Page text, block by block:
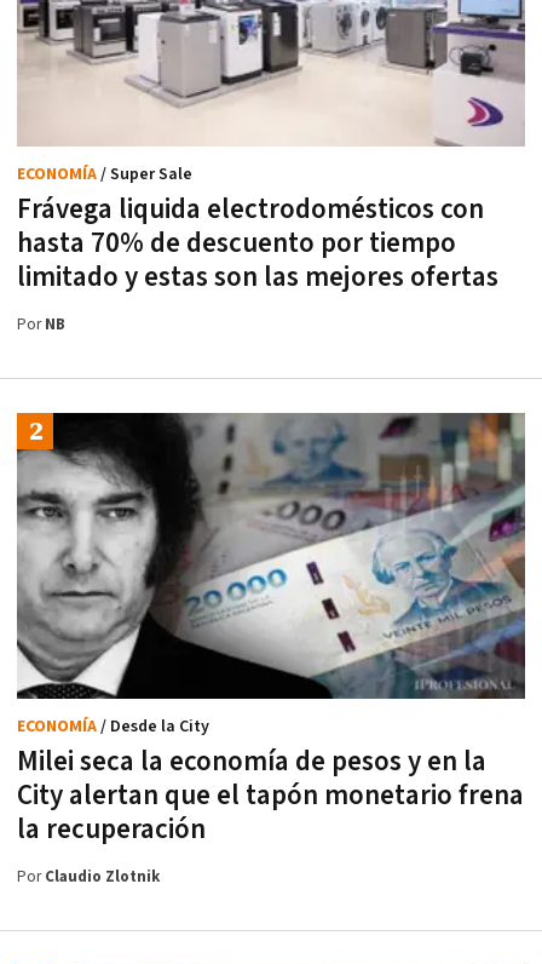
Frávega liquida electrodomésticos con
hasta 70% de descuento por tiempo
limitado y estas son las mejores ofertas
ECONOMÍA/ Super Sale
PorNB
Milei seca la economía de pesos y en la
City alertan que el tapón monetario frena
la recuperación
ECONOMÍA/ Desde la City
PorClaudio Zlotnik